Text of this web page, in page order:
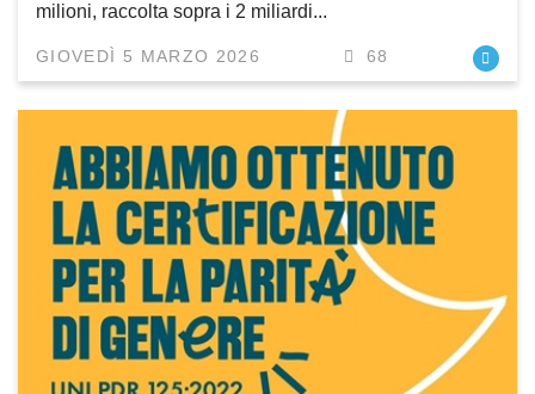
milioni, raccolta sopra i 2 miliardi...
GIOVEDÌ 5 MARZO 2026 68